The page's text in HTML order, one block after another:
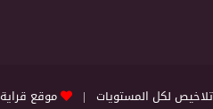
موقع قراية